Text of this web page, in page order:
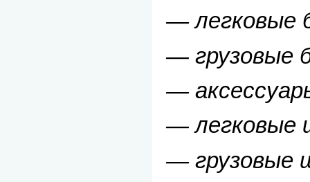
— легковые
— грузовые
—
— легковые
— грузовые